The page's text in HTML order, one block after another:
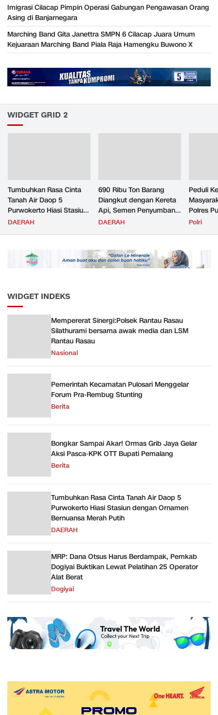
Imigrasi Cilacap Pimpin Operasi Gabungan Pengawasan Orang
Asing di Banjarnegara
Marching Band Gita Janettra SMPN 6 Cilacap Juara Umum
Kejuaraan Marching Band Piala Raja Hamengku Buwono X
WIDGET GRID 2
Tumbuhkan Rasa Cinta
Tanah Air Daop 5
Purwokerto Hiasi Stasiun
dengan Ornamen
DAERAH
690 Ribu Ton Barang
Diangkut dengan Kereta
Api, Semen Penyumbang
Volume Terbesar
Semester 1 Tahun 2026
DAERAH
Peduli
Polres
Jemput
Polri
WIDGET INDEKS
Mempererat Sinergi:Polsek Rantau Rasau
Silathurami bersama awak media dan LSM
Rantau Rasau
Nasional
Pemerintah Kecamatan Pulosari Menggelar
Forum Pra-Rembug Stunting
Berita
Bongkar Sampai Akar! Ormas Grib Jaya Gelar
Aksi Pasca-KPK OTT Bupati Pemalang
Berita
Tumbuhkan Rasa Cinta Tanah Air Daop 5
Purwokerto Hiasi Stasiun dengan Ornamen
Bernuansa Merah Putih
DAERAH
MRP: Dana Otsus Harus Berdampak, Pemkab
Dogiyai Buktikan Lewat Pelatihan 25 Operator
Alat Berat
Dogiyai